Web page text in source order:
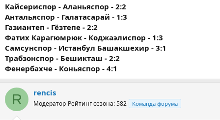
Кайсериспор - Аланьяспор - 2:2
Антальяспор - Галатасарай - 1:3
Газиантеп - Гёзтепе - 2:2
Фатих Карагюмрюк - Коджаэлиспор - 1:3
Самсунспор - Истанбул Башакшехир - 3:1
Трабзонспор - Бешикташ - 2:2
Фенербахче - Коньяспор - 4:1
R rencis
Модератор Рейтинг сезона: 582 Команда форума